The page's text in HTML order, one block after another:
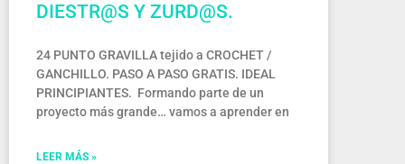
DIESTR@S Y ZURD@S.
24 PUNTO GRAVILLA tejido a CROCHET /
GANCHILLO. PASO A PASO GRATIS. IDEAL
PRINCIPIANTES. Formando parte de un
proyecto más grande… vamos a aprender en
LEER MÁS »